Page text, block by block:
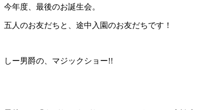
今年度、最後のお誕生会。
五人のお友だちと、途中入園のお友だちです！
しー男爵の、マジックショー!!